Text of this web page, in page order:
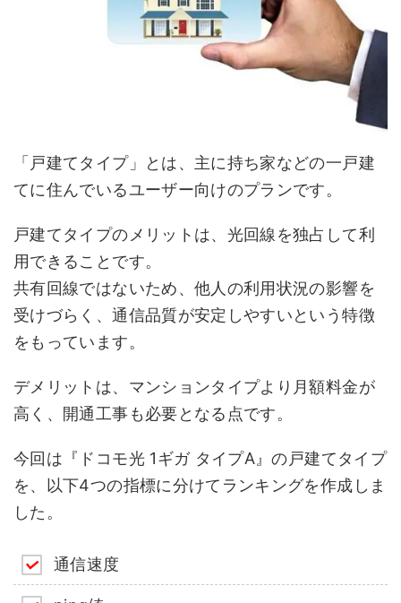
「戸建てタイプ」とは、主に持ち家などの一戸建
てに住んでいるユーザー向けのプランです。
戸建てタイプのメリットは、光回線を独占して利
用できることです。
共有回線ではないため、他人の利用状況の影響を
受けづらく、通信品質が安定しやすいという特徴
をもっています。
デメリットは、マンションタイプより月額料金が
高く、開通工事も必要となる点です。
今回は『ドコモ光 1ギガ タイプA』の戸建てタイプ
を、以下4つの指標に分けてランキングを作成しま
した。
通信速度